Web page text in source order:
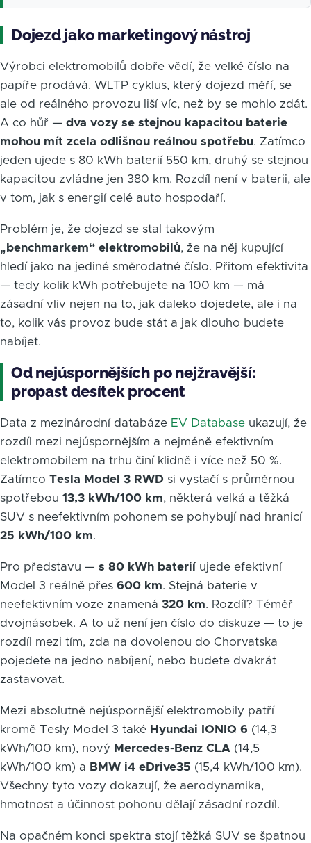
Dojezd jako marketingový nástroj
Výrobci elektromobilů dobře vědí, že velké číslo na
papíře prodává. WLTP cyklus, který dojezd měří, se
ale od reálného provozu liší víc, než by se mohlo zdát.
A co hůř — dva vozy se stejnou kapacitou baterie
mohou mít zcela odlišnou reálnou spotřebu. Zatímco
jeden ujede s 80 kWh baterií 550 km, druhý se stejnou
kapacitou zvládne jen 380 km. Rozdíl není v baterii, ale
v tom, jak s energií celé auto hospodaří.
Problém je, že dojezd se stal takovým
„benchmarkem“ elektromobilů, že na něj kupující
hledí jako na jediné směrodatné číslo. Přitom efektivita
— tedy kolik kWh potřebujete na 100 km — má
zásadní vliv nejen na to, jak daleko dojedete, ale i na
to, kolik vás provoz bude stát a jak dlouho budete
nabíjet.
Od nejúspornějších po nejžravější:
propast desítek procent
Data z mezinárodní databáze EV Database ukazují, že
rozdíl mezi nejúspornějším a nejméně efektivním
elektromobilem na trhu činí klidně i více než 50 %.
Zatímco Tesla Model 3 RWD si vystačí s průměrnou
spotřebou 13,3 kWh/100 km, některá velká a těžká
SUV s neefektivním pohonem se pohybují nad hranicí
25 kWh/100 km.
Pro představu — s 80 kWh baterií ujede efektivní
Model 3 reálně přes 600 km. Stejná baterie v
neefektivním voze znamená 320 km. Rozdíl? Téměř
dvojnásobek. A to už není jen číslo do diskuze — to je
rozdíl mezi tím, zda na dovolenou do Chorvatska
pojedete na jedno nabíjení, nebo budete dvakrát
zastavovat.
Mezi absolutně nejúspornější elektromobily patří
kromě Tesly Model 3 také Hyundai IONIQ 6 (14,3
kWh/100 km), nový Mercedes-Benz CLA (14,5
kWh/100 km) a BMW i4 eDrive35 (15,4 kWh/100 km).
Všechny tyto vozy dokazují, že aerodynamika,
hmotnost a účinnost pohonu dělají zásadní rozdíl.
Na opačném konci spektra stojí těžká SUV se špatnou